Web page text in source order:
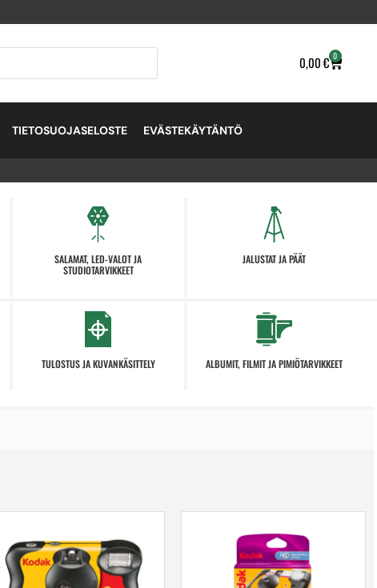
0,00€ 0
TIETOSUOJASELOSTE EVÄSTEKÄYTÄNTÖ
SALAMAT, LED-VALOT JA
STUDIOTARVIKKEET
JALUSTAT JA PÄÄT
TULOSTUS JA KUVANKÄSITTELY ALBUMIT, FILMIT JA PIMIÖTARVIKKEET